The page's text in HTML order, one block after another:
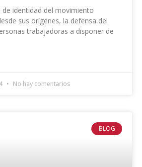
de identidad del movimiento
sus orígenes, la defensa del
trabajadoras a disponer de
No hay comentarios
BLOG